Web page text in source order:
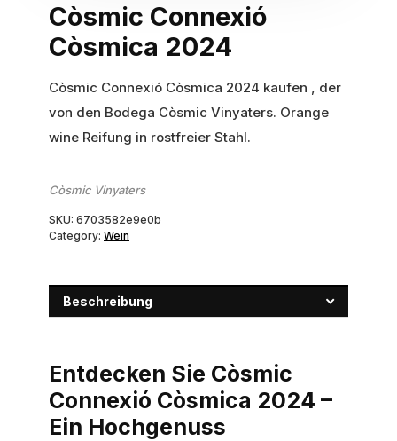
Còsmic Connexió
Còsmica 2024
Còsmic Connexió Còsmica 2024 kaufen , der
von den Bodega Còsmic Vinyaters. Orange
wine Reifung in rostfreier Stahl.
Còsmic Vinyaters
SKU: 6703582e9e0b
Category: Wein
Beschreibung
Entdecken Sie Còsmic
Connexió Còsmica 2024 –
Ein Hochgenuss